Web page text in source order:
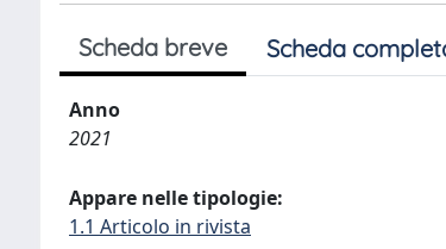
Scheda breve Scheda
Anno
2021
Appare nelle tipologie:
1.1 Articolo in rivista